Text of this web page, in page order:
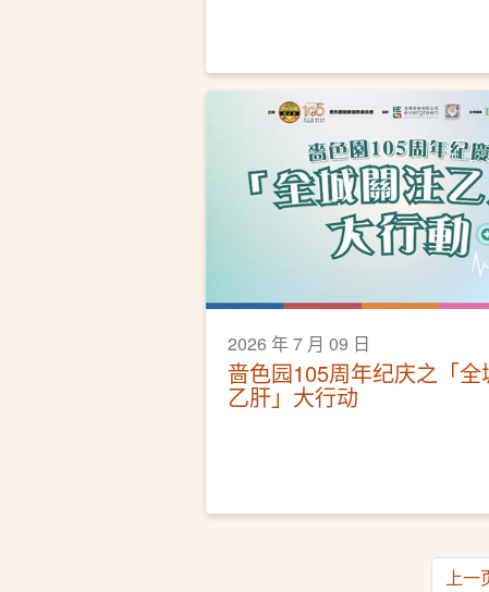
2026 年 7 月 09 日
啬色园105周年纪庆之「全
乙肝」大行动
上一